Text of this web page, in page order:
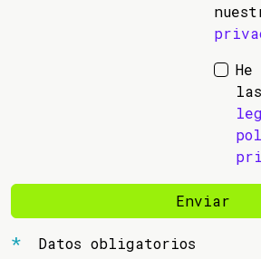
las
Enviar
Datos obligatorios